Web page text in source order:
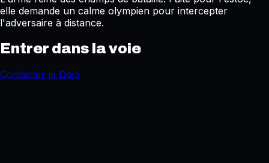
elle demande un calme olympien pour intercepter
l'adversaire à distance.
Entrer dans la voie
Contacter le Dojo